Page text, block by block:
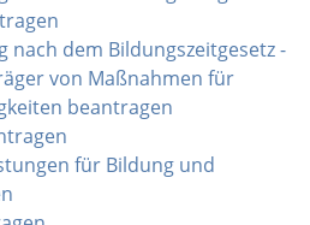
nach dem Bildungszeitgesetz -
von Maßnahmen für
beantragen
für Bildung und